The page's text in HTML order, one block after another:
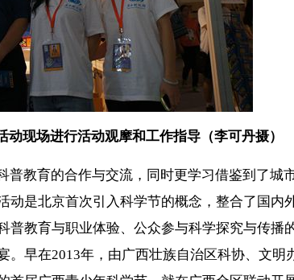
现场进行活动观摩和工作指导（李可丹摄）
教育的合作与交流，同时更学习借鉴到了城
动是北京首次引入科学节的概念，整合了国内
普教育与职业体验、公众参与科学探究与传播
早在2013年，由广西壮族自治区科协、文明